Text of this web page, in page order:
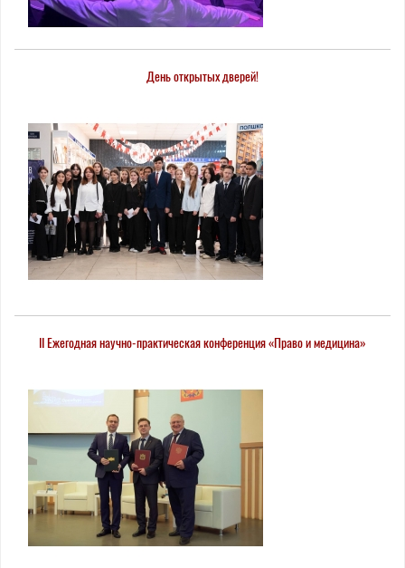
День открытых дверей!
II Ежегодная научно-практическая конференция «Право и медицина»